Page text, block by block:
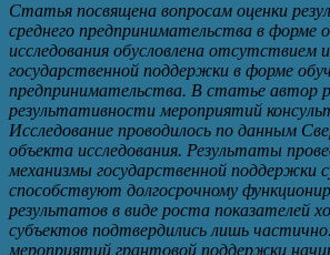
Статья посвящена вопросам оценки
среднего предпринимательства в форме
исследования обусловлена
государственной поддержки в форме
предпринимательства. В статье автор
результативности мероприятий
Исследование проводилось по данным
объекта исследования. Результаты
механизмы государственной поддержки
способствуют долгосрочному
результатов в виде роста показателей
субъектов подтвердились лишь
мероприятий грантовой поддержки